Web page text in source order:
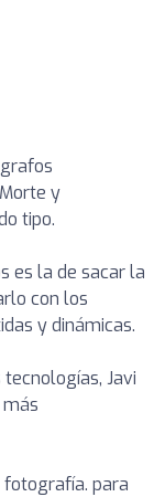
y
tipo.
es la de sacar la
con los
y dinámicas.
Javi
para